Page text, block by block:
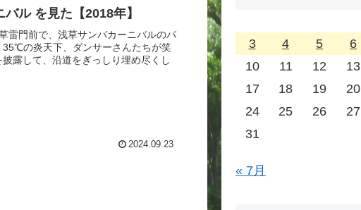
ル を見た【2018年】
雷門前で、浅草サンバカーニバルのパ
35℃の炎天下、ダンサーさんたちが笑
露して、沿道をぎっしり埋め尽くし
2024.09.23
3
4 5 6
10
11 12 13
17
18 19 20
24
25 26 27
31
« 7月